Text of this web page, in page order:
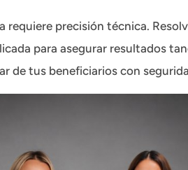
requiere precisión técnica.
para asegurar resultados
de tus beneficiarios con